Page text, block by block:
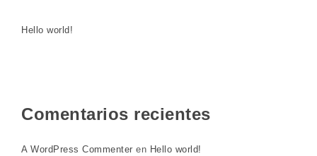
Hello world!
Comentarios recientes
A WordPress Commenter en Hello world!